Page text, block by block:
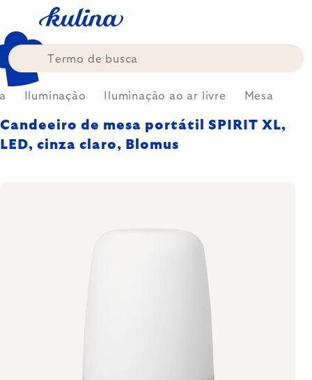
content
Iluminação Iluminação ao ar livre Mesa
Candeeiro de mesa portátil SPIRIT XL,
LED, cinza claro, Blomus